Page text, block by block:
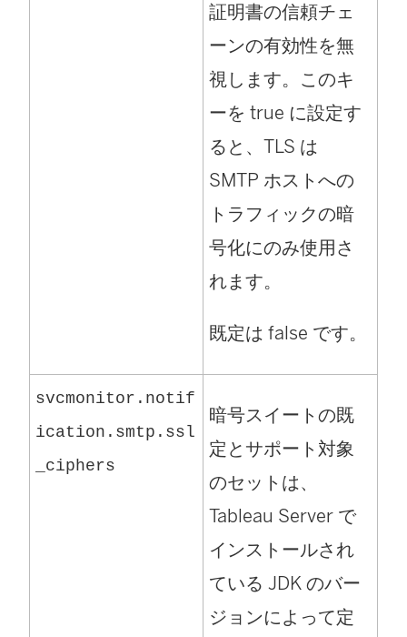
証明書の信頼チェ
ーンの有効性を無
視します。このキ
ーを true に設定す
ると、TLS は
SMTP ホストへの
トラフィックの暗
号化にのみ使用さ
れます。
既定は false です。
svcmonitor.notif
ication.smtp.ssl
_ciphers
暗号スイートの既
定とサポート対象
のセットは、
Tableau Server で
インストールされ
ている JDK のバー
ジョンによって定